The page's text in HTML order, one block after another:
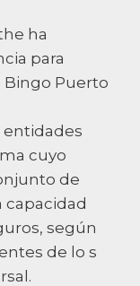
ha
para
Bingo Puerto
entidades
cuyo
de
según
de lo s